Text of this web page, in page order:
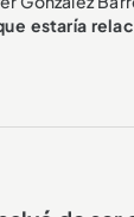
estaría